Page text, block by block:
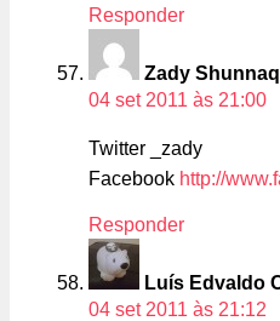
Responder
Zady Shunnaq
04 set 2011 às 21:00
Twitter _zady
Facebook http://
Responder
Luís Edvaldo
04 set 2011 às 21:12